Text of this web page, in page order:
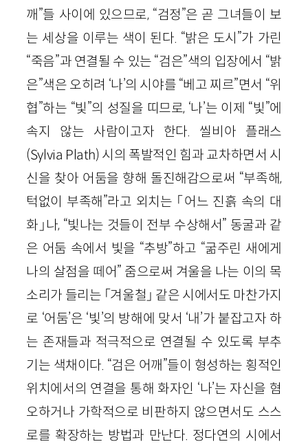
깨”들 사이에 있으므로, “검정”은 곧 그녀들이 보
는 세상을 이루는 색이 된다. “밝은 도시”가 가린
“죽음”과 연결될 수 있는 “검은”색의 입장에서 “밝
은”색은 오히려 ‘나’의 시야를 “베고 찌르”면서 “위
협”하는 “빛”의 성질을 띠므로, ‘나’는 이제 “빛”에
속지 않는 사람이고자 한다. 씰비아 플래스
(Sylvia Plath) 시의 폭발적인 힘과 교차하면서 시
신을 찾아 어둠을 향해 돌진해감으로써 “부족해,
턱없이 부족해”라고 외치는 「어느 진흙 속의 대
화」나, “빛나는 것들이 전부 수상해서” 동굴과 같
은 어둠 속에서 빛을 “추방”하고 “굶주린 새에게
나의 살점을 떼어” 줌으로써 겨울을 나는 이의 목
소리가 들리는 「겨울철」 같은 시에서도 마찬가지
로 ‘어둠’은 ‘빛’의 방해에 맞서 ‘내’가 붙잡고자 하
는 존재들과 적극적으로 연결될 수 있도록 부추
기는 색채이다. “검은 어깨”들이 형성하는 횡적인
위치에서의 연결을 통해 화자인 ‘나’는 자신을 혐
오하거나 가학적으로 비판하지 않으면서도 스스
로를 확장하는 방법과 만난다. 정다연의 시에서